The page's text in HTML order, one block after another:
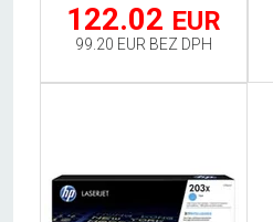
122.02 EUR
99.20 EUR BEZ DPH